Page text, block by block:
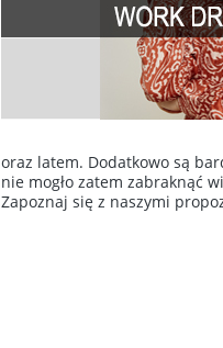
oraz latem. Dodatkowo są
nie mogło zatem zabraknąć
Zapoznaj się z naszymi